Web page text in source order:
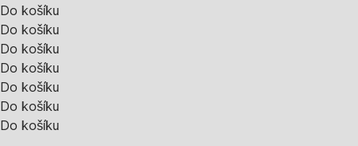
Do košíku
Do košíku
Do košíku
Do košíku
Do košíku
Do košíku
Do košíku